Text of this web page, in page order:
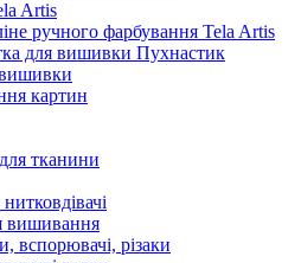
Artis
ручного фарбування Tela Artis
для вишивки Пухнастик
картин
тканини
вишивання
вспорювачі, різаки